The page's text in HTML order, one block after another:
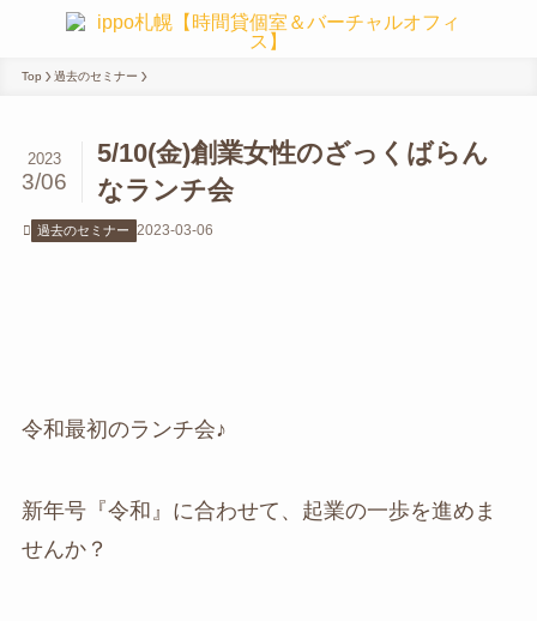
Top 過去のセミナー
5/10(金)創業女性のざっくばらん
なランチ会
2023
3/06
過去のセミナー 2023-03-06
令和最初のランチ会♪
新年号『令和』に合わせて、起業の一歩を進めま
せんか？